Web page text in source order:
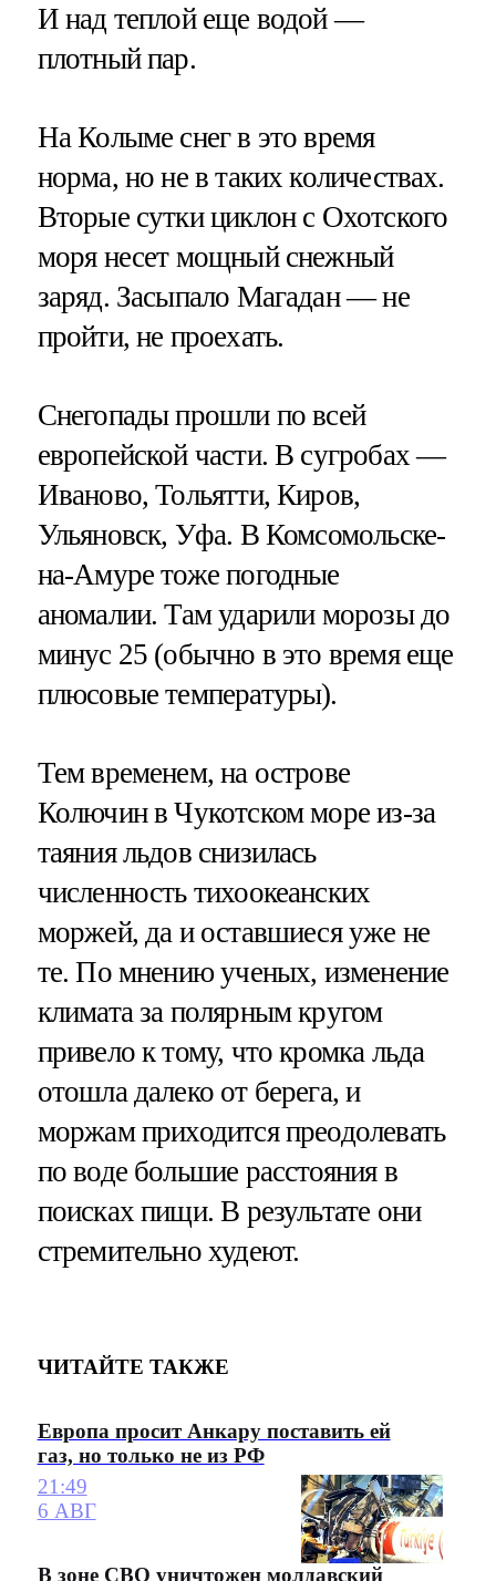
И над теплой еще водой —
плотный пар.
На Колыме снег в это время
норма, но не в таких количествах.
Вторые сутки циклон с Охотского
моря несет мощный снежный
заряд. Засыпало Магадан — не
пройти, не проехать.
Снегопады прошли по всей
европейской части. В сугробах —
Иваново, Тольятти, Киров,
Ульяновск, Уфа. В Комсомольске-
на-Амуре тоже погодные
аномалии. Там ударили морозы до
минус 25 (обычно в это время еще
плюсовые температуры).
Тем временем, на острове
Колючин в Чукотском море из-за
таяния льдов снизилась
численность тихоокеанских
моржей, да и оставшиеся уже не
те. По мнению ученых, изменение
климата за полярным кругом
привело к тому, что кромка льда
отошла далеко от берега, и
моржам приходится преодолевать
по воде большие расстояния в
поисках пищи. В результате они
стремительно худеют.
ЧИТАЙТЕ ТАКЖЕ
Европа просит Анкару поставить ей
газ, но только не из РФ
21:49
6 АВГ
В зоне СВО уничтожен молдавский